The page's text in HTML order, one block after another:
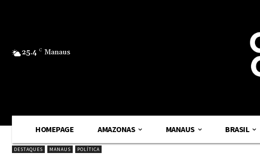
25.4 C Manaus
HOMEPAGE AMAZONAS MANAUS BRASIL
DESTAQUES MANAUS POLÍTICA